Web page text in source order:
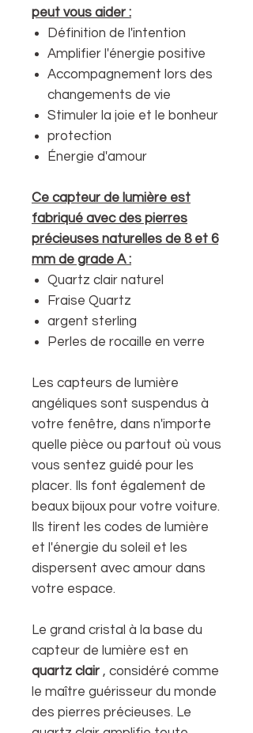
peut vous aider :
Définition de l'intention
Amplifier l'énergie positive
Accompagnement lors des
changements de vie
Stimuler la joie et le bonheur
protection
Énergie d'amour
Ce capteur de lumière est
fabriqué avec des pierres
précieuses naturelles de 8 et 6
mm de grade A :
Quartz clair naturel
Fraise Quartz
argent sterling
Perles de rocaille en verre
Les capteurs de lumière
angéliques sont suspendus à
votre fenêtre, dans n'importe
quelle pièce ou partout où vous
vous sentez guidé pour les
placer. Ils font également de
beaux bijoux pour votre voiture.
Ils tirent les codes de lumière
et l'énergie du soleil et les
dispersent avec amour dans
votre espace.
Le grand cristal à la base du
capteur de lumière est en
quartz clair , considéré comme
le maître guérisseur du monde
des pierres précieuses. Le